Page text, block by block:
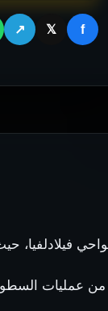
f
𝕏
↗
فيلادلفيا،
عمليات السطو